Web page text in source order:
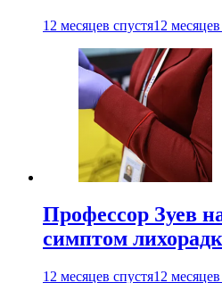
12 месяцев спустя12
Профессор Зуев
симптом
12 месяцев спустя12